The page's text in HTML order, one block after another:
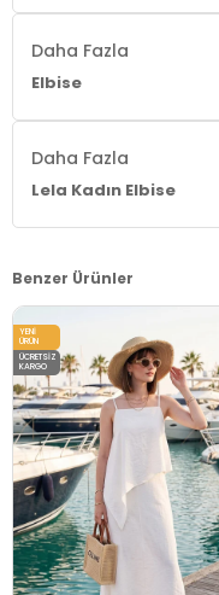
Daha Fazla
Elbise
Daha Fazla
Lela Kadın Elbise
Benzer Ürünler
YENI
ÜRÜN
ÜCRETSIZ
KARGO